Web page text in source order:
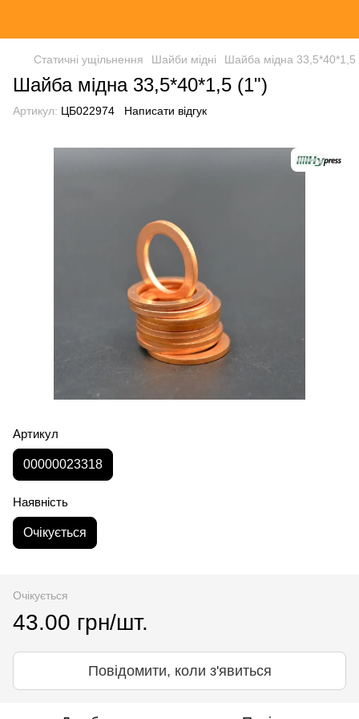
Статичні ущільнення Шайби мідні Шайба мідна 33,5*40*1,5
Шайба мідна 33,5*40*1,5 (1")
Артикул: ЦБ022974 Написати відгук
Артикул
00000023318
Наявність
Очікується
Очікується
43.00 грн/шт.
Повідомити, коли з'явиться